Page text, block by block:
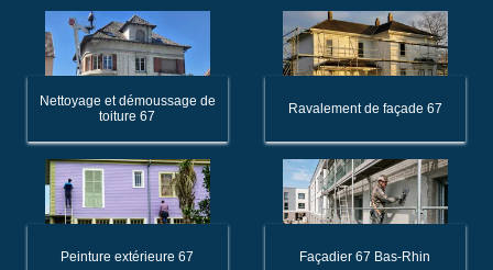
Nettoyage et démoussage de
toiture 67
Ravalement de façade 67
Peinture extérieure 67 Façadier 67 Bas-Rhin